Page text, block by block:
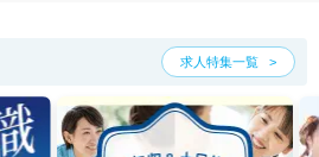
求人特集一覧